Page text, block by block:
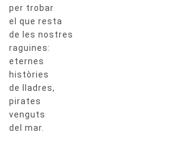
per trobar
el que resta
de les nostres
raguines:
eternes
històries
de lladres,
pirates
venguts
del mar.